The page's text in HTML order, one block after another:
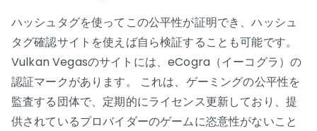
ハッシュタグを使ってこの公平性が証明でき、ハッシュ
タグ確認サイトを使えば自ら検証することも可能です。
Vulkan Vegasのサイトには、eCogra（イーコグラ）の
認証マークがあります。 これは、ゲーミングの公平性を
監査する団体で、定期的にライセンス更新しており、提
供されているプロバイダーのゲームに恣意性がないこと